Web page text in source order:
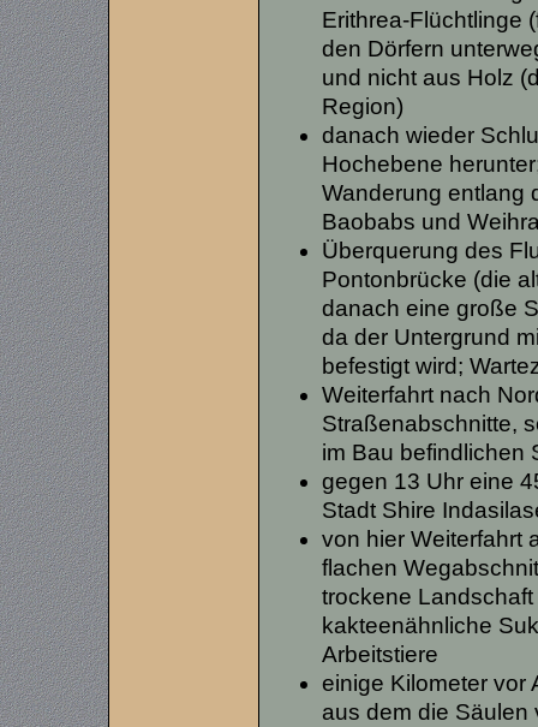
Erithrea-Flüchtlinge
den Dörfern
und nicht aus Holz
Region)
danach wieder
Hochebene
Wanderung entlang
Baobabs und
Überquerung des
Pontonbrücke (die
danach eine große
da der Untergrund
befestigt wird;
Weiterfahrt nach
Straßenabschnitte,
im Bau befindlichen
gegen 13 Uhr eine
Stadt Shire
von hier Weiterfahrt
flachen
trockene
kakteenähnliche
Arbeitstiere
einige Kilometer vor
aus dem die Säulen